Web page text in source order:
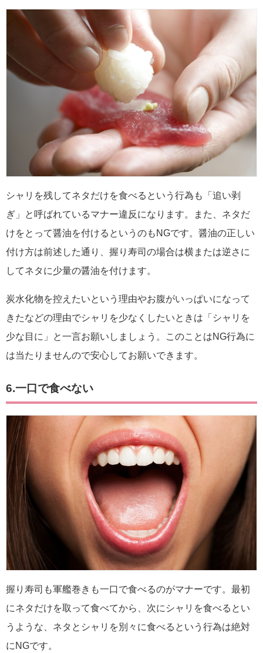
シャリを残してネタだけを食べるという行為も「追い剥
ぎ」と呼ばれているマナー違反になります。また、ネタだ
けをとって醤油を付けるというのもNGです。醤油の正しい
付け方は前述した通り、握り寿司の場合は横または逆さに
してネタに少量の醤油を付けます。
炭水化物を控えたいという理由やお腹がいっぱいになって
きたなどの理由でシャリを少なくしたいときは「シャリを
少な目に」と一言お願いしましょう。このことはNG行為に
は当たりませんので安心してお願いできます。
6.一口で食べない
握り寿司も軍艦巻きも一口で食べるのがマナーです。最初
にネタだけを取って食べてから、次にシャリを食べるとい
うような、ネタとシャリを別々に食べるという行為は絶対
にNGです。